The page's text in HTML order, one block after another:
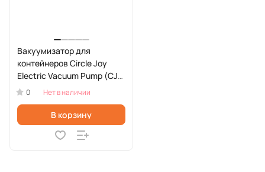
Вакуумизатор для
контейнеров Circle Joy
Electric Vacuum Pump (CJ-
VSP01)
0 Нет в наличии
В корзину